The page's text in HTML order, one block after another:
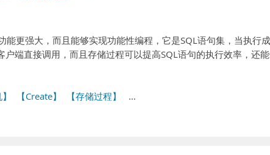
能更强大，而且能够实现功能性编程，它是SQL语句集，当执行
端直接调用，而且存储过程可以提高SQL语句的执行效率，还
【Create】 【存储过程】
…